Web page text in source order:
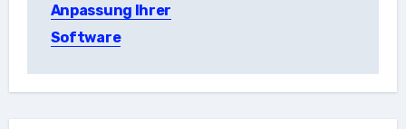
Anpassung Ihrer
Software